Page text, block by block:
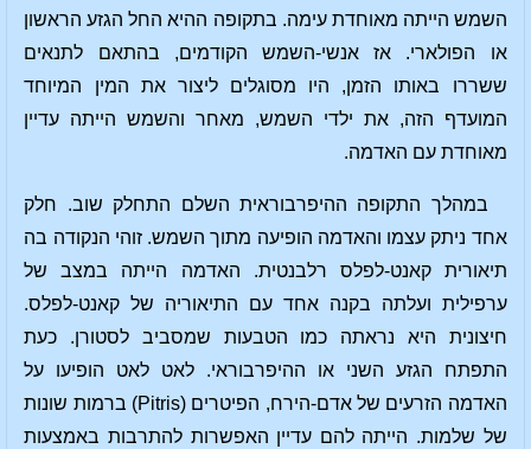
השמש הייתה מאוחדת עימה. בתקופה ההיא החל הגזע הראשון
או הפולארי. אז אנשי-השמש הקודמים, בהתאם לתנאים
ששררו באותו הזמן, היו מסוגלים ליצור את המין המיוחד
המועדף הזה, את ילדי השמש, מאחר והשמש הייתה עדיין
מאוחדת עם האדמה.
במהלך התקופה ההיפרבוראית השלם התחלק שוב. חלק
אחד ניתק עצמו והאדמה הופיעה מתוך השמש. זוהי הנקודה בה
תיאורית קאנט-לפלס רלבנטית. האדמה הייתה במצב של
ערפילית ועלתה בקנה אחד עם התיאוריה של קאנט-לפלס.
חיצונית היא נראתה כמו הטבעות שמסביב לסטורן. כעת
התפתח הגזע השני או ההיפרבוראי. לאט לאט הופיעו על
האדמה הזרעים של אדם-הירח, הפיטרים (Pitris) ברמות שונות
של שלמות. הייתה להם עדיין האפשרות להתרבות באמצעות